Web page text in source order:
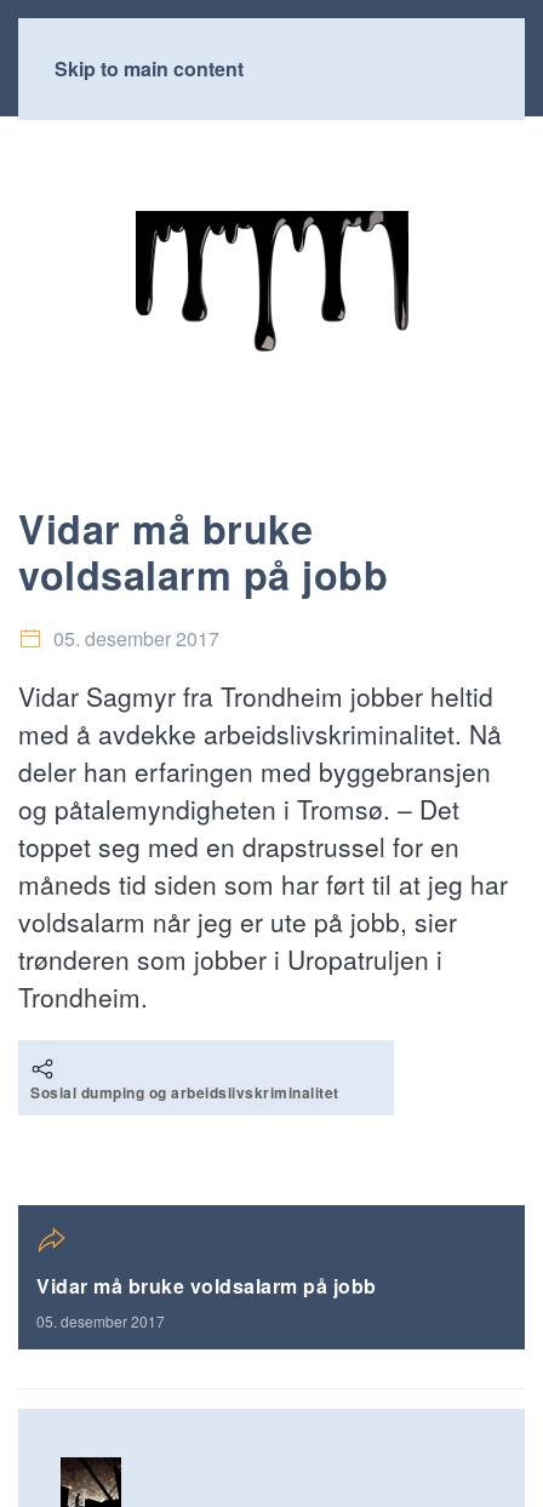
Skip to main content
Vidar må bruke
voldsalarm på jobb
05. desember 2017
Vidar Sagmyr fra Trondheim jobber heltid
med å avdekke arbeidslivskriminalitet. Nå
deler han erfaringen med byggebransjen
og påtalemyndigheten i Tromsø. – Det
toppet seg med en drapstrussel for en
måneds tid siden som har ført til at jeg har
voldsalarm når jeg er ute på jobb, sier
trønderen som jobber i Uropatruljen i
Trondheim.
Sosial dumping og arbeidslivskriminalitet
Vidar må bruke voldsalarm på jobb
05. desember 2017